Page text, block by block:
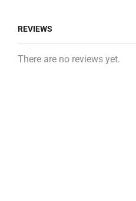
REVIEWS
There are no reviews yet.